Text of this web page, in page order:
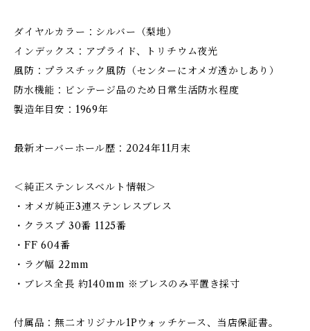
ダイヤルカラー：シルバー（梨地）
インデックス：アプライド、トリチウム夜光
風防：プラスチック風防（センターにオメガ透かしあり）
防水機能：ビンテージ品のため日常生活防水程度
製造年目安：1969年
最新オーバーホール歴：2024年11月末
＜純正ステンレスベルト情報＞
・オメガ純正3連ステンレスブレス
・クラスプ 30番 1125番
・FF 604番
・ラグ幅 22mm
・ブレス全長 約140mm ※ブレスのみ平置き採寸
付属品：無二オリジナル1Pウォッチケース、当店保証書。